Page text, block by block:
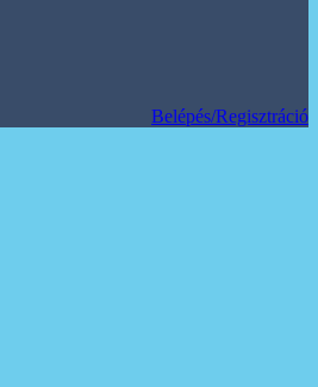
Belépés/Regisztráció